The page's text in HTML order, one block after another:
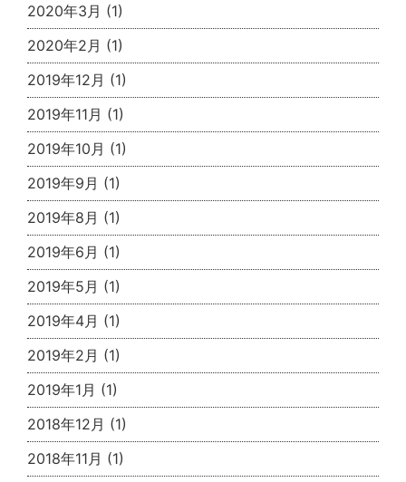
2020年3月 (1)
2020年2月 (1)
2019年12月 (1)
2019年11月 (1)
2019年10月 (1)
2019年9月 (1)
2019年8月 (1)
2019年6月 (1)
2019年5月 (1)
2019年4月 (1)
2019年2月 (1)
2019年1月 (1)
2018年12月 (1)
2018年11月 (1)